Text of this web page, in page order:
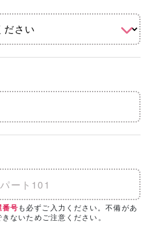
号も必ずご入力ください。不備があ
ないためご注意ください。